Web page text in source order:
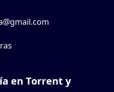
en Torrent y